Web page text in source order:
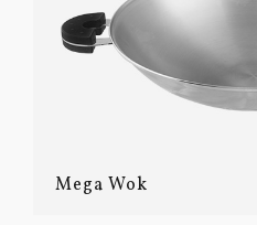
Mega Wok